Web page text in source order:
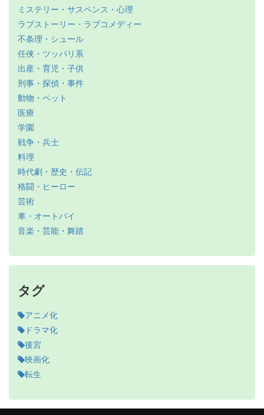
ミステリー・サスペンス・心理
ラブストーリー・ラブコメディー
不条理・シュール
任侠・ツッパリ系
出産・育児・子供
刑事・探偵・事件
動物・ペット
医療
学園
戦争・兵士
料理
時代劇・歴史・伝記
格闘・ヒーロー
芸術
車・オートバイ
音楽・芸能・舞踏
タグ
アニメ化
ドラマ化
後宮
映画化
転生